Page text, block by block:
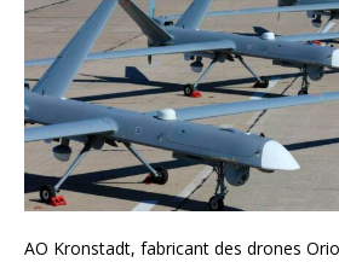
AO Kronstadt, fabricant des drones